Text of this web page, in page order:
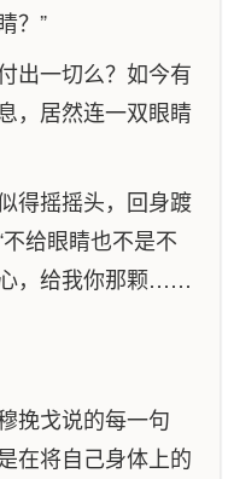
？”
出一切么？如今有
，居然连一双眼睛
得摇摇头，回身踱
给眼睛也不是不
，给我你那颗……
挽戈说的每一句
在将自己身体上的